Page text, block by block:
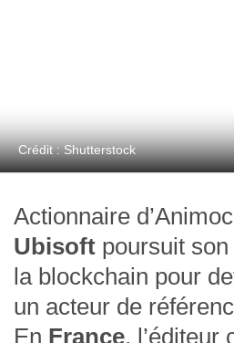
Crédit : Shutterstock
Actionnaire
Ubisoft poursuit
la blockchain pour
un acteur de
En France, l’éditeur